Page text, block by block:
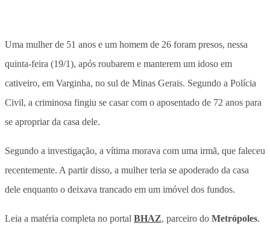
Uma mulher de 51 anos e um homem de 26 foram presos, nessa
quinta-feira (19/1), após roubarem e manterem um idoso em
cativeiro, em Varginha, no sul de Minas Gerais. Segundo a Polícia
Civil, a criminosa fingiu se casar com o aposentado de 72 anos para
se apropriar da casa dele.
Segundo a investigação, a vítima morava com uma irmã, que faleceu
recentemente. A partir disso, a mulher teria se apoderado da casa
dele enquanto o deixava trancado em um imóvel dos fundos.
Leia a matéria completa no portal BHAZ, parceiro do Metrópoles.